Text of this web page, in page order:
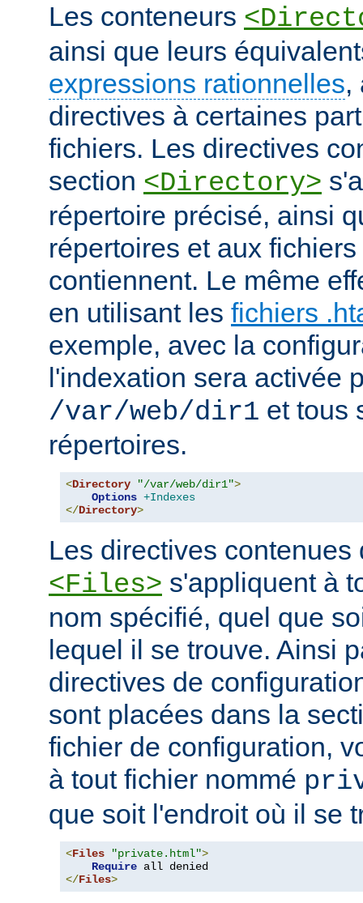
Les conteneurs
ainsi que leurs
expressions rationnelles,
directives à certaines
fichiers. Les directives
section <Directory>
répertoire précisé, ainsi
répertoires et aux
contiennent. Le même
en utilisant les fichiers
exemple, avec la
l'indexation sera activée
/var/web/dir1 et tous
répertoires.
<Directory "/var/web/dir1">
Options +Indexes
</Directory>
Les directives contenues
<Files> s'appliquent à
nom spécifié, quel que
lequel il se trouve. Ainsi
directives de
sont placées dans la
fichier de configuration,
à tout fichier nommé
que soit l'endroit où il se
<Files "private.html">
Require
</Files>